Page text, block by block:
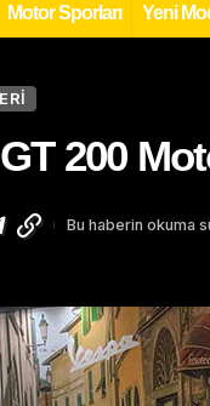
Motor Sporları Yeni
200
Bu haberin okuma